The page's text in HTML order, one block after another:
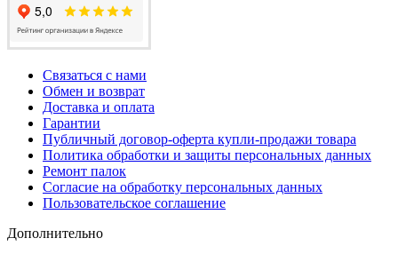
Связаться с нами
Обмен и возврат
Доставка и оплата
Гарантии
Публичный договор-оферта купли-продажи товара
Политика обработки и защиты персональных данных
Ремонт палок
Согласие на обработку персональных данных
Пользовательское соглашение
Дополнительно